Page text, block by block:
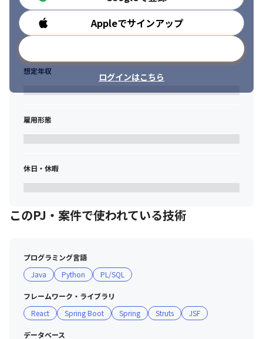
Appleでサインアップ
ログインはこちら
勤務時間
想定年収
雇用形態
休日・休暇
このPJ・案件で使われている技術
プログラミング言語
Java
Python PL/SQL
フレームワーク・ライブラリ
React
Spring Boot Spring Struts JSF
データベース